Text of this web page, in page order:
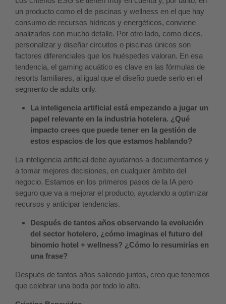
un producto como el de piscinas y wellness en el que hay
consumo de recursos hídricos y energéticos, conviene
analizarlos con mucho detalle. Por otro lado, como dices,
personalizar y diseñar circuitos o piscinas únicos son
factores diferenciales que los huéspedes valoran. En esa
tendencia, el gaming acuático es clave en las fórmulas de
resorts familiares, al igual que el diseño puede serlo en el
segmento de adults only.
La inteligencia artificial está empezando a jugar un
papel relevante en la industria hotelera. ¿Qué
impacto crees que puede tener en la gestión de
estos espacios de los que estamos hablando?
La inteligencia artificial debe ayudarnos a documentarnos y
a tomar mejores decisiones, en cualquier ámbito del
negocio. Estamos en los primeros pasos de la IA pero
seguro que va a mejorar el producto, ayudando a optimizar
recursos y anticipar tendencias.
Después de tantos años observando la evolución
del sector hotelero, ¿cómo imaginas el futuro del
binomio hotel + wellness? ¿Cómo lo resumirías en
una frase?
Después de tantos años saliendo juntos, creo que tenemos
que celebrar una boda por todo lo alto.